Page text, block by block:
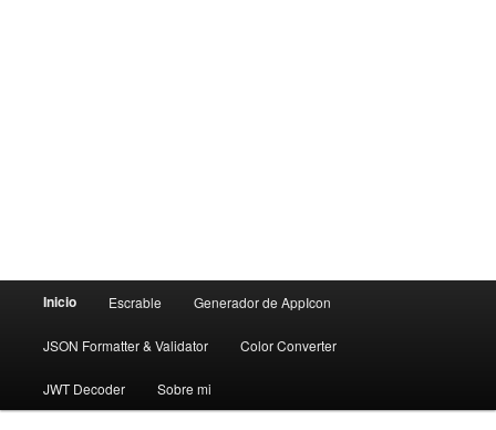
Inicio Escrable Generador de AppIcon
JSON Formatter & Validator Color Converter
JWT Decoder Sobre mi